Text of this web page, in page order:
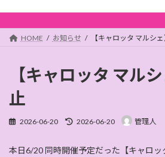
キ
に
HOME お知らせ 【キャロッタ マルシ
【キャロッタ マル
止
2026-06-20
最
新
2026-06-20 管理人
本日6/20 同時開催予定だった【キャロッ